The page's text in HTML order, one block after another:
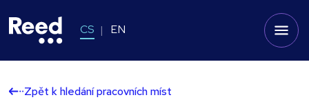
CS EN
Zpět k hledání pracovních míst